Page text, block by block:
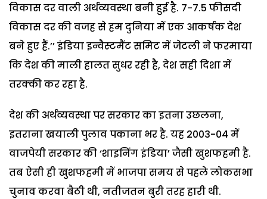
विकास दर वाली अर्थव्यवस्था बनी हुई है. 7-7.5 फीसदी
विकास दर की वजह से हम दुनिया में एक आकर्षक देश
बने हुए हैं.’’ इंडिया इन्वैस्टमैंट समिट में जेटली ने फरमाया
कि देश की माली हालत सुधर रही है, देश सही दिशा में
तरक्की कर रहा है.
देश की अर्थव्यवस्था पर सरकार का इतना उछलना,
इतराना खयाली पुलाव पकाना भर है. यह 2003-04 में
वाजपेयी सरकार की ‘शाइनिंग इंडिया’ जैसी खुशफहमी है.
तब ऐसी ही खुशफहमी में भाजपा समय से पहले लोकसभा
चुनाव करवा बैठी थी, नतीजतन बुरी तरह हारी थी.